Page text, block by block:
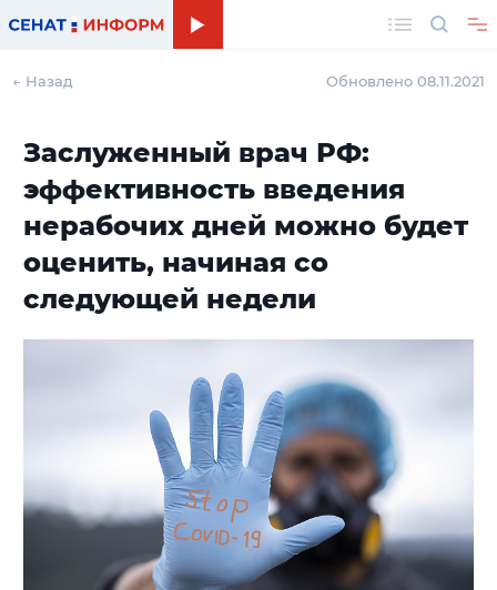
← Назад Обновлено 08.11.2021
Заслуженный врач РФ:
эффективность введения
нерабочих дней можно будет
оценить, начиная со
следующей недели